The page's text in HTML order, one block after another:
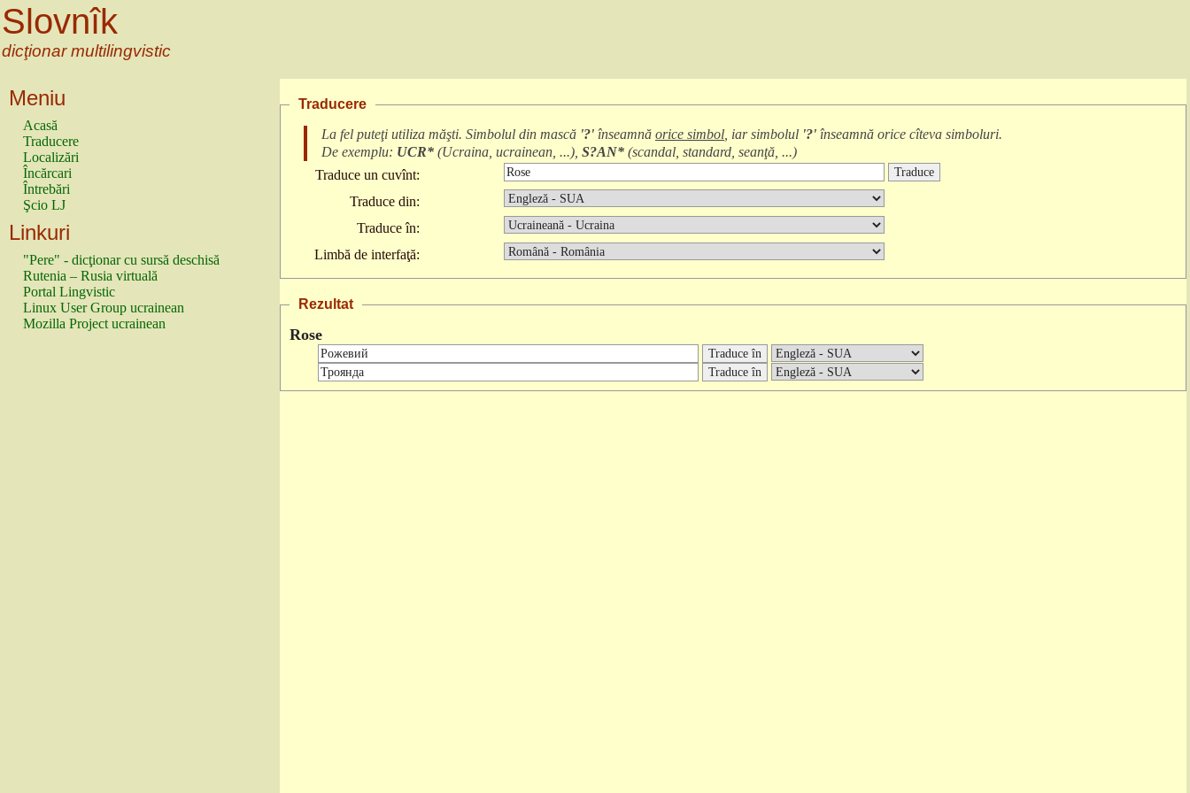
Slovnîk
dicţionar multilingvistic
Meniu
Acasă
Traducere
Localizări
Încărcari
Întrebări
Şcio LJ
Linkuri
"Pere" - dicţionar cu sursă deschisă
Rutenia – Rusia virtuală
Portal Lingvistic
Linux User Group ucrainean
Mozilla Project ucrainean
Traducere
La fel puteţi utiliza măşti. Simbolul din mască '?' înseamnă orice simbol , iar simbolul '?' înseamnă orice cîteva simboluri.
De exemplu: UCR* (Ucraina, ucrainean, ...), S?AN* (scandal, standard, seanţă, ...)
Traduce un cuvînt:
Traduce din:
Traduce în:
Limbă de interfaţă:
Rezultat
Rose